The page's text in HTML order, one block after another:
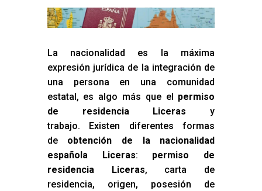
La nacionalidad es la máxima
expresión jurídica de la integración de
una persona en una comunidad
estatal, es algo más que el permiso
de residencia Liceras y
trabajo. Existen diferentes formas
de obtención de la nacionalidad
española Liceras: permiso de
residencia Liceras, carta de
residencia, origen, posesión de